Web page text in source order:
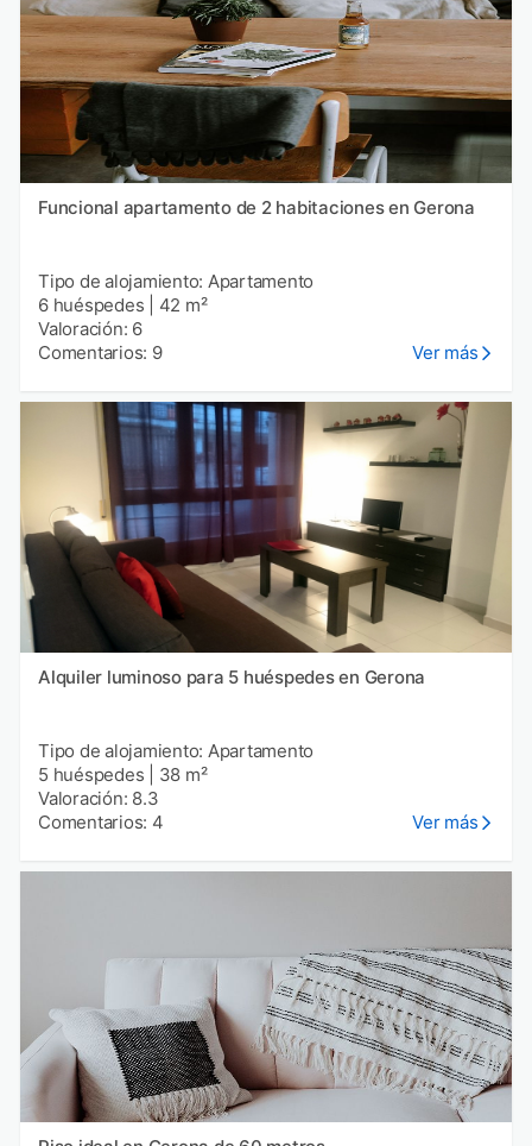
Funcional apartamento de 2 habitaciones en Gerona
Tipo de alojamiento: Apartamento
6 huéspedes
42 m²
Valoración: 6
Comentarios: 9
Ver más
Alquiler luminoso para 5 huéspedes en Gerona
Tipo de alojamiento: Apartamento
5 huéspedes
38 m²
Valoración: 8.3
Comentarios: 4
Ver más